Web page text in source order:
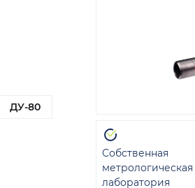
ДУ-80
Собственная
метрологическая
лаборатория